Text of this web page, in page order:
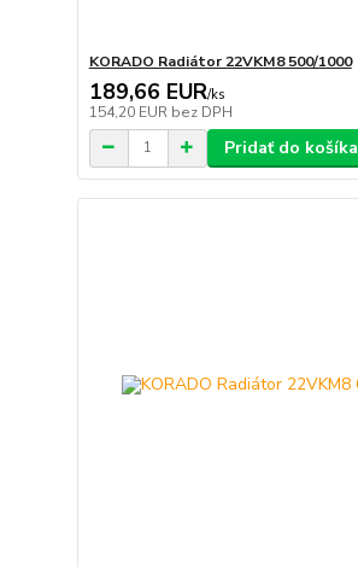
KORADO Radiátor 22VKM8 500/1000
189,66 EUR/ks
154,20 EUR bez DPH
Pridať do košíka